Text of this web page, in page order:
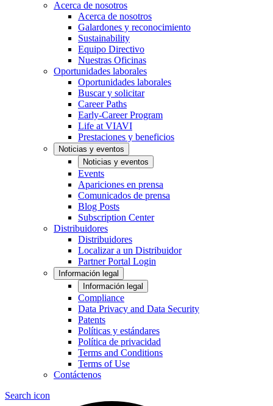
Acerca de nosotros
Acerca de nosotros
Galardones y reconocimiento
Sustainability
Equipo Directivo
Nuestras Oficinas
Oportunidades laborales
Oportunidades laborales
Buscar y solicitar
Career Paths
Early-Career Program
Life at VIAVI
Prestaciones y beneficios
Noticias y eventos
Noticias y eventos
Events
Apariciones en prensa
Comunicados de prensa
Blog Posts
Subscription Center
Distribuidores
Distribuidores
Localizar a un Distribuidor
Partner Portal Login
Información legal
Información legal
Compliance
Data Privacy and Data Security
Patents
Políticas y estándares
Política de privacidad
Terms and Conditions
Terms of Use
Contáctenos
Search icon